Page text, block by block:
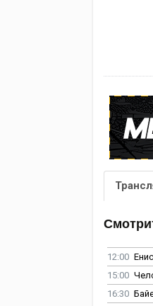
12:00
15:00
16:30